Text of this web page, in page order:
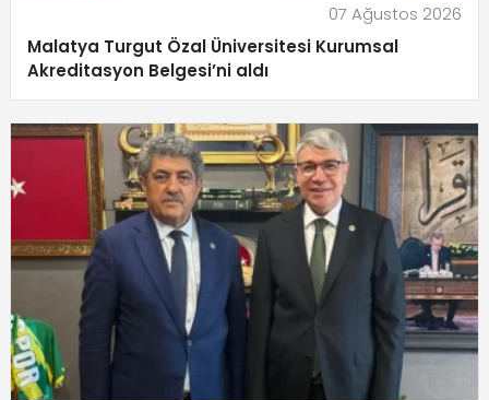
07 Ağustos 2026
Malatya Turgut Özal Üniversitesi Kurumsal
Akreditasyon Belgesi’ni aldı